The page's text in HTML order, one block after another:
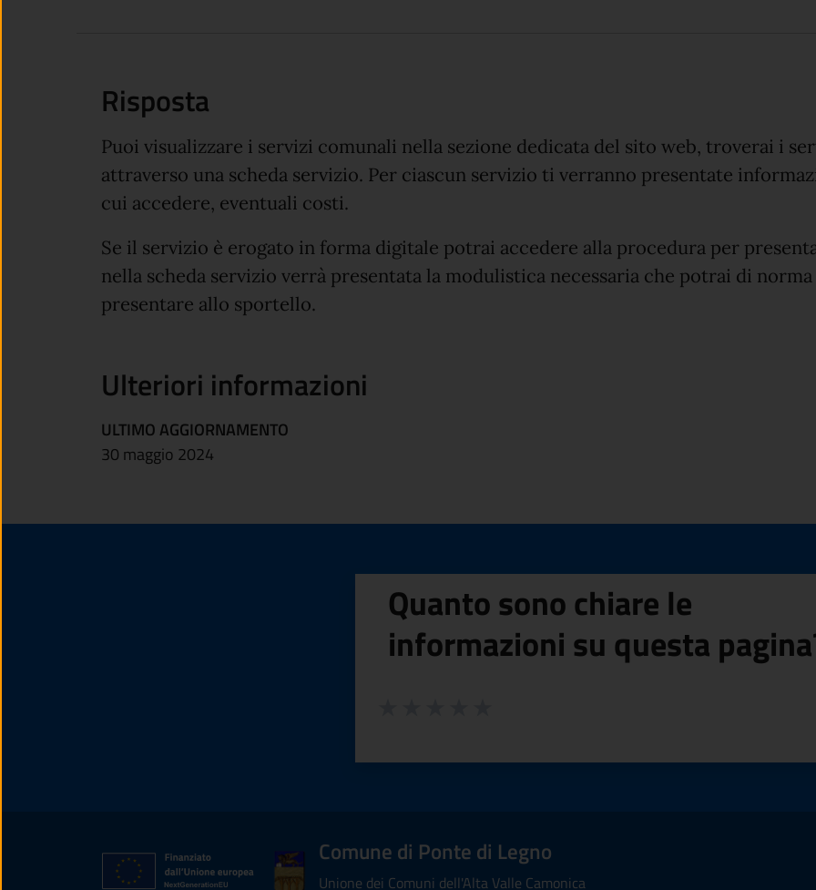
Risposta
Puoi visualizzare i servizi comunali nella sezione dedicata del sito web, troverai i
attraverso una scheda servizio. Per ciascun servizio ti verranno presentate
cui accedere, eventuali costi.
Se il servizio è erogato in forma digitale potrai accedere alla procedura per
nella scheda servizio verrà presentata la modulistica necessaria che potrai di
presentare allo sportello.
Ulteriori informazioni
ULTIMO AGGIORNAMENTO
30 maggio 2024
Quanto sono chiare le
informazioni su questa
Comune di Ponte di Legno
Unione dei Comuni dell'Alta Valle Camonica